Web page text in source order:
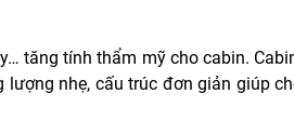
tăng tính thẩm mỹ cho cabin.
nhẹ, cấu trúc đơn giản giúp